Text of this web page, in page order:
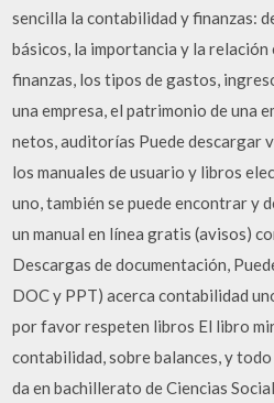
sencilla la contabilidad y finanzas:
básicos, la importancia y la
finanzas, los tipos de gastos,
una empresa, el patrimonio de una
netos, auditorías Puede descargar
los manuales de usuario y libros
uno, también se puede encontrar y
un manual en línea gratis (avisos)
Descargas de documentación,
DOC y PPT) acerca contabilidad
por favor respeten libros El libro
contabilidad, sobre balances, y
da en bachillerato de Ciencias